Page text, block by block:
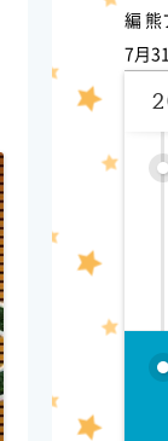
編 熊
7月